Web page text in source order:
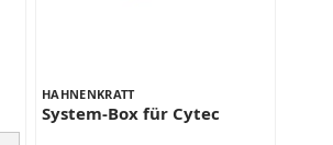
HAHNENKRATT
System-Box für Cytec